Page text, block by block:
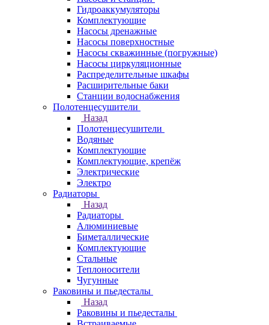
Гидроаккумуляторы
Комплектующие
Насосы дренажные
Насосы поверхностные
Насосы скважинные (погружные)
Насосы циркуляционные
Распределительные шкафы
Расширительные баки
Станции водоснабжения
Полотенцесушители
Назад
Полотенцесушители
Водяные
Комплектующие
Комплектующие, крепёж
Электрические
Электро
Радиаторы
Назад
Радиаторы
Алюминиевые
Биметаллические
Комплектующие
Стальные
Теплоносители
Чугунные
Раковины и пьедесталы
Назад
Раковины и пьедесталы